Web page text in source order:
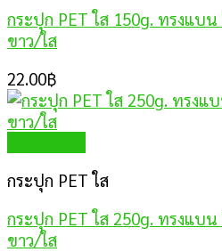
กระปุก PET ใส 150g. ทรงแบ
ขาว/ใส
22.00฿
กระปุก PET ใส
กระปุก PET ใส 250g. ทรงแบ
ขาว/ใส